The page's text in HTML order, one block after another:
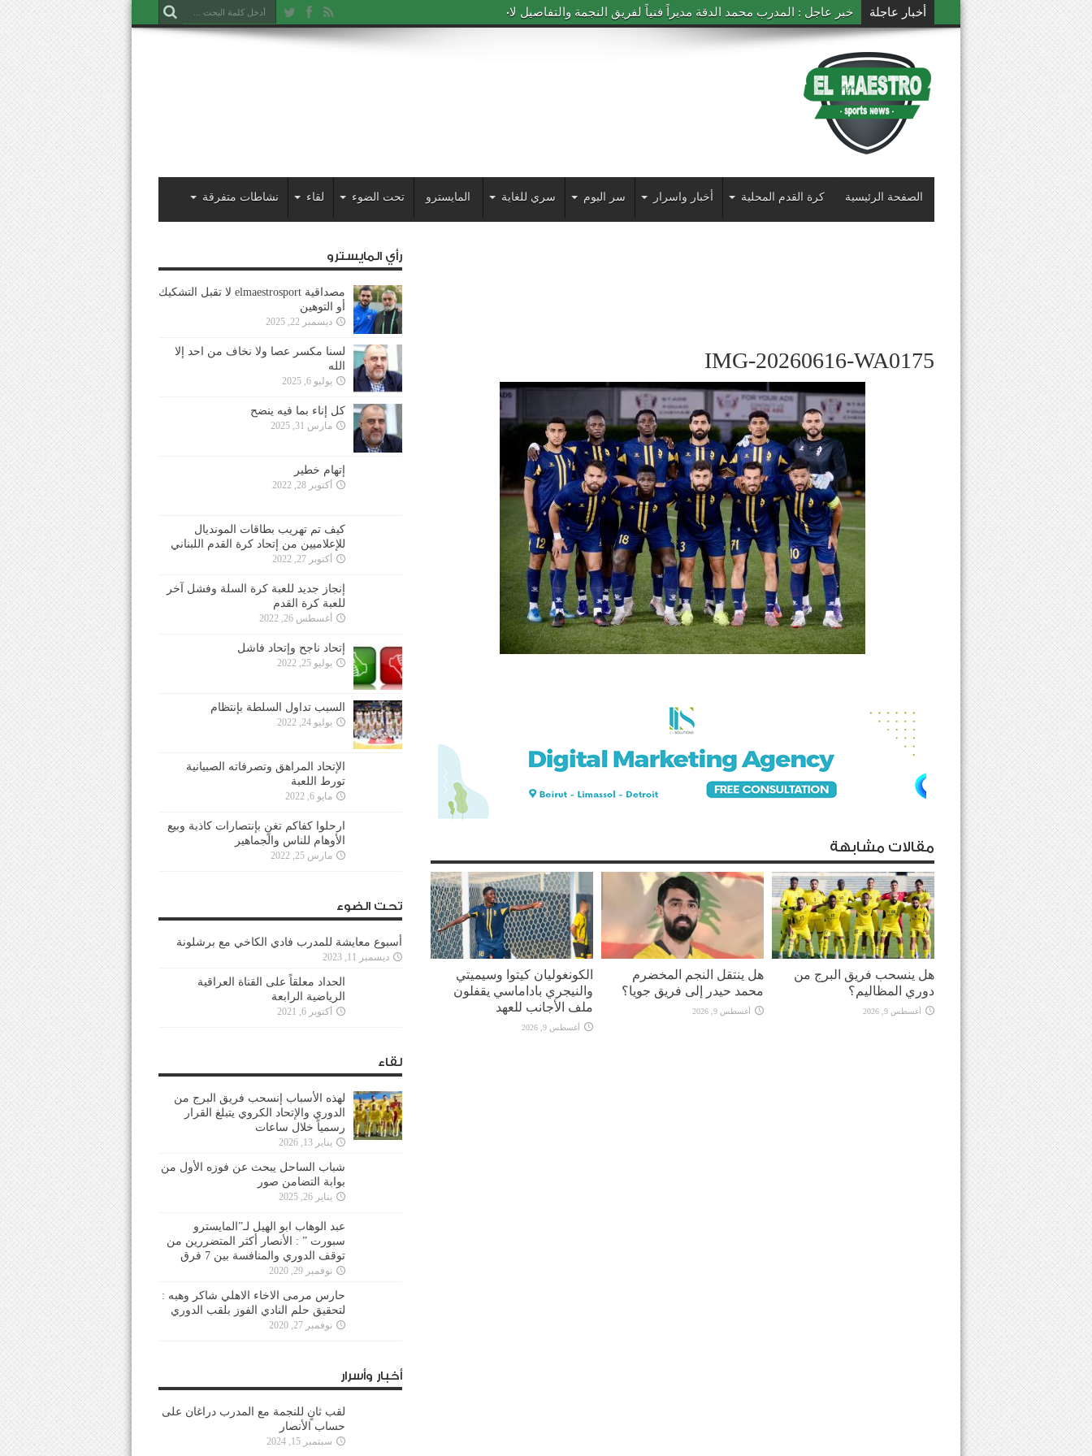
أخبار عاجلة خبر عاجل : المدرب محمد الدقة مديراً فنياً لفريق النجمة والتفاصيل لاحقاً
الصفحة الرئيسية كرة القدم المحلية أخبار واسرار سر اليوم سري للغاية المايسترو تحت الضوء لقاء نشاطات متفرقة
IMG-20260616-WA0175
مقالات مشابهة
هل ينسحب فريق البرج من
دوري المظاليم؟
أغسطس 9, 2026
هل ينتقل النجم المخضرم
محمد حيدر إلى فريق جويا؟
أغسطس 9, 2026
الكونغوليان كيتوا وسيميتي
والنيجري باداماسي يقفلون
ملف الأجانب للعهد
أغسطس 9, 2026
رأي المايسترو
مصداقية elmaestrosport لا تقبل التشكيك
أو التوهين
ديسمبر 22, 2025
لسنا مكسر عصا ولا نخاف من احد إلا
الله
يوليو 6, 2025
كل إناء بما فيه ينضح
مارس 31, 2025
إتهام خطير
أكتوبر 28, 2022
كيف تم تهريب بطاقات المونديال
للإعلاميين من إتحاد كرة القدم اللبناني
أكتوبر 27, 2022
إنجاز جديد للعبة كرة السلة وفشل آخر
للعبة كرة القدم
أغسطس 26, 2022
إتحاد ناجح وإتحاد فاشل
يوليو 25, 2022
السبب تداول السلطة بإنتظام
يوليو 24, 2022
الإتحاد المراهق وتصرفاته الصبيانية
تورط اللعبة
مايو 6, 2022
ارحلوا كفاكم تغنٍ بإنتصارات كاذبة وبيع
الأوهام للناس والجماهير
مارس 25, 2022
تحت الضوء
أسبوع معايشة للمدرب فادي الكاخي مع برشلونة
ديسمبر 11, 2023
الحداد معلقاً على القناة العراقية
الرياضية الرابعة
أكتوبر 6, 2021
لقاء
لهذه الأسباب إنسحب فريق البرج من
الدوري والإتحاد الكروي يتبلغ القرار
رسمياً خلال ساعات
يناير 13, 2026
شباب الساحل يبحث عن فوزه الأول من
بوابة التضامن صور
يناير 26, 2025
عبد الوهاب ابو الهيل لـ”المايسترو
سبورت ” : الأنصار أكثر المتضررين من
توقف الدوري والمنافسة بين 7 فرق
نوفمبر 29, 2020
حارس مرمى الاخاء الاهلي شاكر وهبه :
لتحقيق حلم النادي الفوز بلقب الدوري
نوفمبر 27, 2020
أخبار وأسرار
لقب ثانٍ للنجمة مع المدرب دراغان على
حساب الأنصار
سبتمبر 15, 2024